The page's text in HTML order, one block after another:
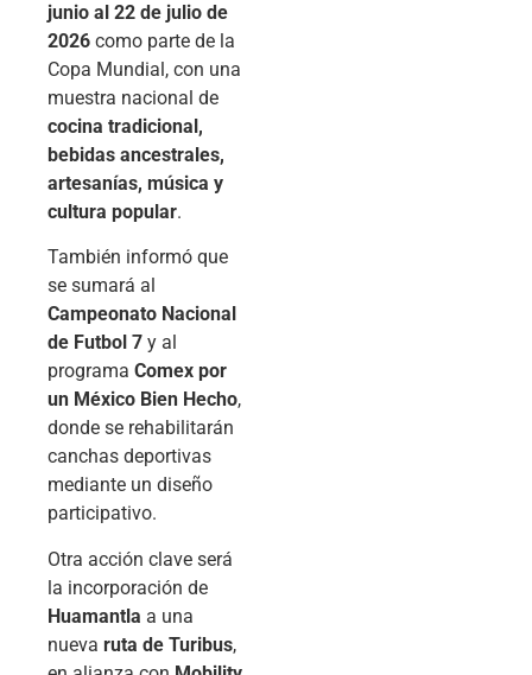
junio al 22 de julio de
2026 como parte de la
Copa Mundial, con una
muestra nacional de
cocina tradicional,
bebidas ancestrales,
artesanías, música y
cultura popular.
También informó que
se sumará al
Campeonato Nacional
de Futbol 7 y al
programa Comex por
un México Bien Hecho,
donde se rehabilitarán
canchas deportivas
mediante un diseño
participativo.
Otra acción clave será
la incorporación de
Huamantla a una
nueva ruta de Turibus,